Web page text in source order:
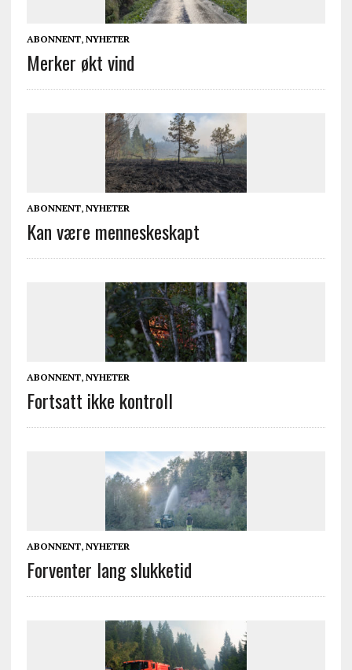
ABONNENT, NYHETER
Merker økt vind
ABONNENT, NYHETER
Kan være menneskeskapt
ABONNENT, NYHETER
Fortsatt ikke kontroll
ABONNENT, NYHETER
Forventer lang slukketid